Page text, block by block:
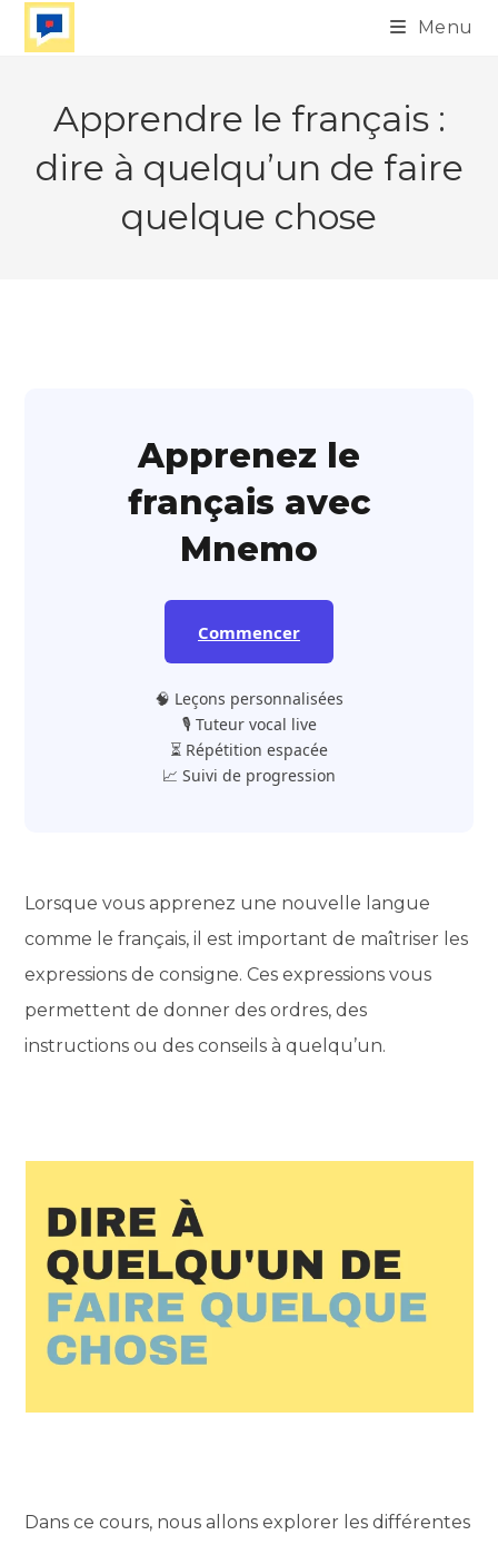
Skip
Menu
Apprendre le français :
dire à quelqu’un de faire
quelque chose
Apprenez le
français avec
Mnemo
Commencer
🧠 Leçons personnalisées
🎙️ Tuteur vocal live
⏳ Répétition espacée
📈 Suivi de progression
Lorsque vous apprenez une nouvelle langue
comme le français, il est important de maîtriser les
expressions de consigne. Ces expressions vous
permettent de donner des ordres, des
instructions ou des conseils à quelqu’un.
Dans ce cours, nous allons explorer les différentes